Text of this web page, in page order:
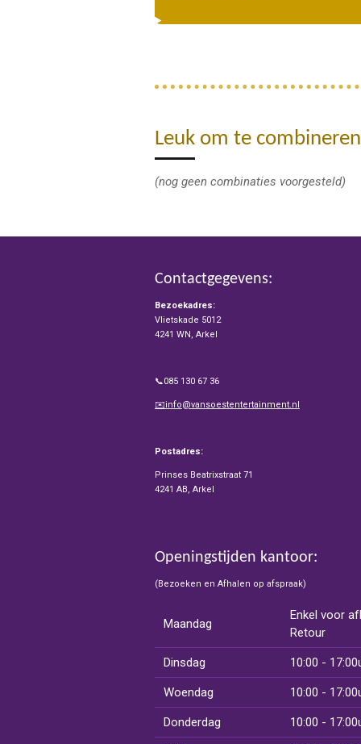
Leuk om te
(nog geen combinaties voorgesteld)
Contactgegevens:
Bezoekadres:
Vlietskade 5012
4241 WN, Arkel
📞085 130 67 36
✉️info@vansoestentertainment.nl
Postadres:
Prinses Beatrixstraat 71
4241 AB, Arkel
Openingstijden kantoor:
(Bezoeken en Afhalen op afspraak)
Maandag
Enkel voor
Retour
Dinsdag 10:00 -
Woendag 10:00 -
Donderdag 10:00 -